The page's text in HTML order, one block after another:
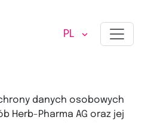
PL
OCHRANY
ÚDAJOV
danych osobowych
Herb-Pharma AG oraz jej